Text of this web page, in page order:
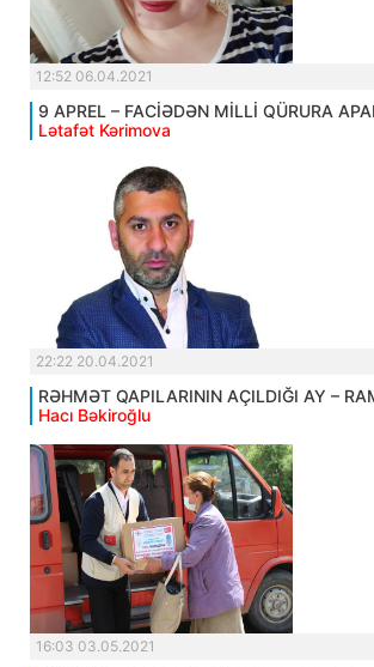
12:52 06.04.2021
9 APREL – FACİƏDƏN MİLLİ QÜRURA
Lətafət Kərimova
22:22 20.04.2021
RƏHMƏT QAPILARININ AÇILDIĞI AY –
Hacı Bəkiroğlu
16:03 03.05.2021